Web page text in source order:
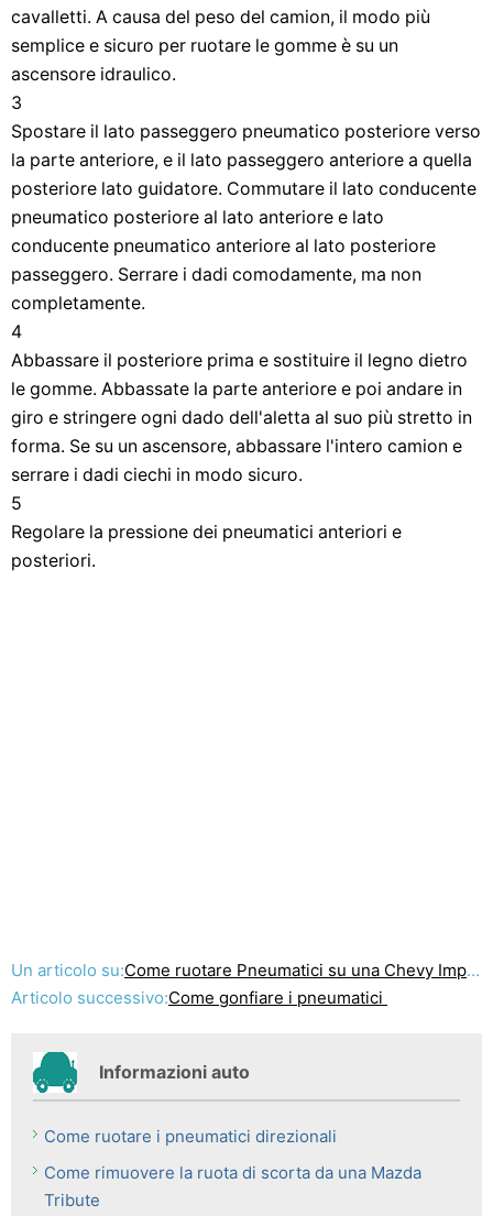
cavalletti. A causa del peso del camion, il modo più
semplice e sicuro per ruotare le gomme è su un
ascensore idraulico.
3
Spostare il lato passeggero pneumatico posteriore verso
la parte anteriore, e il lato passeggero anteriore a quella
posteriore lato guidatore. Commutare il lato conducente
pneumatico posteriore al lato anteriore e lato
conducente pneumatico anteriore al lato posteriore
passeggero. Serrare i dadi comodamente, ma non
completamente.
4
Abbassare il posteriore prima e sostituire il legno dietro
le gomme. Abbassate la parte anteriore e poi andare in
giro e stringere ogni dado dell'aletta al suo più stretto in
forma. Se su un ascensore, abbassare l'intero camion e
serrare i dadi ciechi in modo sicuro.
5
Regolare la pressione dei pneumatici anteriori e
posteriori.
Un articolo su:Come ruotare Pneumatici su una Chevy Impala
Articolo successivo:Come gonfiare i pneumatici
Informazioni auto
Come ruotare i pneumatici direzionali
Come rimuovere la ruota di scorta da una Mazda
Tribute